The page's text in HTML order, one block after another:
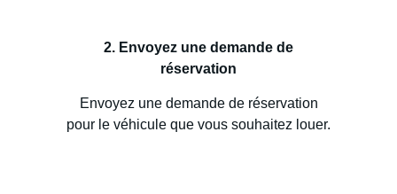
2. Envoyez une demande de
réservation
Envoyez une demande de réservation
pour le véhicule que vous souhaitez louer.